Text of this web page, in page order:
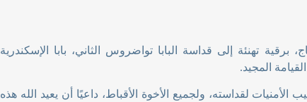
تهنئة إلى قداسة البابا تواضروس الثاني، بابا الإسكندرية
المجيد.
لقداسته، ولجميع الأخوة الأقباط، داعيًا أن يعيد الله هذه